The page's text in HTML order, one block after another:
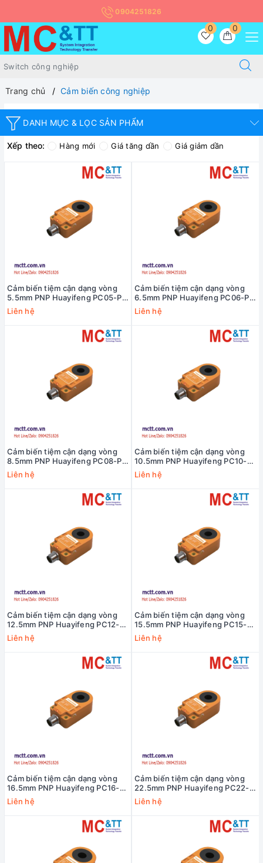
0904251826
0
0
Trang chủ Cảm biến công nghiệp
DANH MỤC & LỌC SẢN PHẨM
Xếp theo: Hàng mới Giá tăng dần Giá giảm dần
Cảm biến tiệm cận dạng vòng
5.5mm PNP Huayifeng PC05-P-
C2
Liên hệ
Cảm biến tiệm cận dạng vòng
6.5mm PNP Huayifeng PC06-P-
C2
Liên hệ
Cảm biến tiệm cận dạng vòng
8.5mm PNP Huayifeng PC08-P-
C2
Liên hệ
Cảm biến tiệm cận dạng vòng
10.5mm PNP Huayifeng PC10-P-
C2
Liên hệ
Cảm biến tiệm cận dạng vòng
12.5mm PNP Huayifeng PC12-P-
C2
Liên hệ
Cảm biến tiệm cận dạng vòng
15.5mm PNP Huayifeng PC15-P-
C2
Liên hệ
Cảm biến tiệm cận dạng vòng
16.5mm PNP Huayifeng PC16-P-
C2
Liên hệ
Cảm biến tiệm cận dạng vòng
22.5mm PNP Huayifeng PC22-
P-C2
Liên hệ